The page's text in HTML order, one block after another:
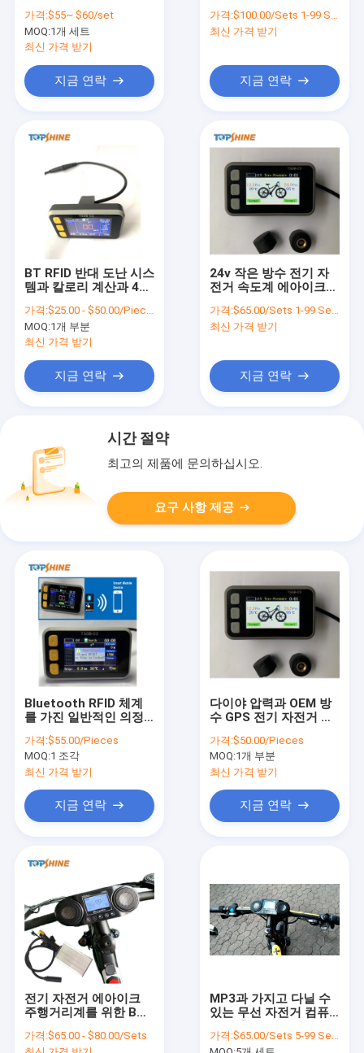
가격:$55~ $60/set
MOQ:1개 세트
최신 가격 받기
지금 연락
부속
가격:$100.00/Sets 1-99 Sets
최신 가격 받기
지금 연락
BT RFID 반대 도난 시스
템과 칼로리 계산과 4G
계
가격:$25.00 - $50.00/Pieces
MOQ:1개 부분
최신 가격 받기
지금 연락
24v 작은 방수 전기 자
전거 속도계 에아이크
디스플레이합니다
가격:$65.00/Sets 1-99 Sets
최신 가격 받기
지금 연락
시간 절약
최고의 제품에 문의하십시오.
요구 사항 제공
Bluetooth RFID 체계
를 가진 일반적인 의정
GPS LCD 디스플레이
가격:$55.00/Pieces
MOQ:1 조각
최신 가격 받기
지금 연락
다이야 압력과 OEM 방
수 GPS 전기 자전거 속
가격:$50.00/Pieces
MOQ:1개 부분
최신 가격 받기
지금 연락
전기 자전거 에아이크
주행거리계를 위한 BT
속도계
가격:$65.00 - $80.00/Sets
MP3과 가지고 다닐 수
있는 무선 자전거 컴퓨
기적 자전거 속도계
가격:$65.00/Sets 5-99 Sets